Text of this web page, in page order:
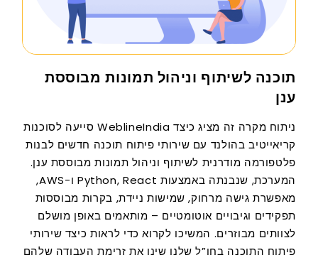
תוכנה לשיתוף וניהול תמונות מבוססת
ענן
ניתוח מקרה זה מציג כיצד WeblineIndia סייעה לסוכנות
קריאייטיב בהולנד עם שירותי פיתוח תוכנה חדשים לבנות
פלטפורמה מודרנית לשיתוף וניהול תמונות מבוססת ענן.
המערכת, שנבנתה באמצעות Python, React ו-AWS,
מאפשרת גישה מרחוק, שמישות ניידת, בקרות מבוססות
תפקידים וגיבויים אוטומטיים – מותאמים באופן מושלם
לצוותים מבוזרים. המשיכו לקרוא כדי לראות כיצד שירותי
פיתוח התוכנה בחו”ל שלנו שינו את זרימת העבודה שלהם